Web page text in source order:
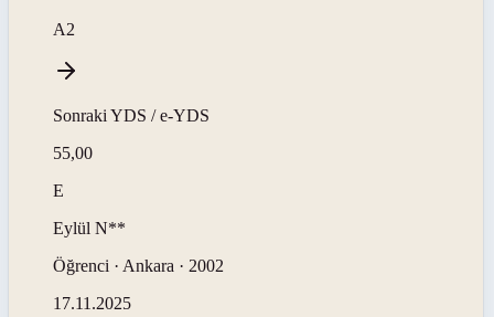
A2
Sonraki YDS / e-YDS
55,00
E
Eylül N**
Öğrenci · Ankara · 2002
17.11.2025